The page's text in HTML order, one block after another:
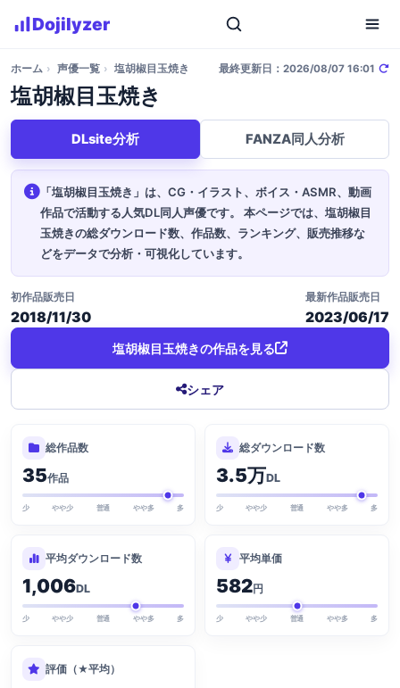
Dojilyzer
ホーム › 声優一覧 › 塩胡椒目玉焼き 最終更新日：2026/08/07 16:01
塩胡椒目玉焼き
DLsite分析 FANZA同人分析
「塩胡椒目玉焼き」は、CG・イラスト、ボイス・ASMR、動画
作品で活動する人気DL同人声優です。
本ページでは、塩胡椒目
玉焼きの総ダウンロード数、作品数、ランキング、販売推移な
どをデータで分析・可視化しています。
初作品販売日
2018/11/30
最新作品販売日
2023/06/17
シェア
塩胡椒目玉焼きの作品を見る
総作品数
35作品
少 やや少 普通 やや多 多
総ダウンロード数
3.5万DL
少 やや少 普通 やや多 多
平均ダウンロード数
1,006DL
少 やや少 普通 やや多 多
平均単価
582円
少 やや少 普通 やや多 多
評価（★平均）